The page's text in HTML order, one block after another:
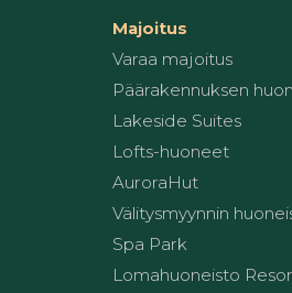
Majoitus
Varaa majoitus
Päärakennuksen
Lakeside Suites
Lofts-huoneet
AuroraHut
Välitysmyynnin
Spa Park
Lomahuoneisto